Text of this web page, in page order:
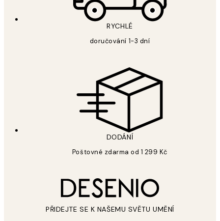
RYCHLÉ
doručování 1-3 dní
DODÁNÍ
Poštovné zdarma od 1 299 Kč
PŘIDEJTE SE K NAŠEMU SVĚTU UMĚNÍ